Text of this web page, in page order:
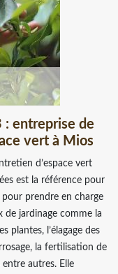
: entreprise de
vert à Mios
d’espace vert
est la référence pour
prendre en charge
de jardinage comme la
plantes, l’élagage des
la fertilisation de
entre autres. Elle